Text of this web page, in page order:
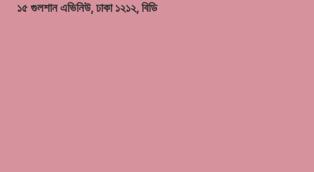
১৫ গুলশান এভিনিউ, ঢাকা ১২১২, বিডি